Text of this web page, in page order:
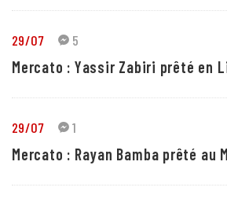
29/07 5
Mercato : Yassir Zabiri prêté en
29/07 1
Mercato : Rayan Bamba prêté au